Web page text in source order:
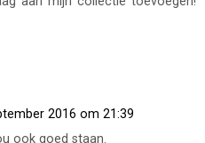
2016 om 21:39
ook goed staan.